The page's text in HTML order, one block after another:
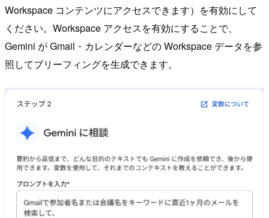
Workspace コンテンツにアクセスできます）を有効にして
ください。Workspace アクセスを有効にすることで、
Gemini が Gmail・カレンダーなどの Workspace データを参
照してブリーフィングを生成できます。